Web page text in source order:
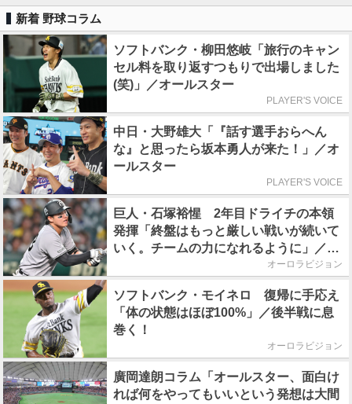
新着 野球コラム
ソフトバンク・柳田悠岐「旅行のキャン
セル料を取り返すつもりで出場しました
(笑)」／オールスター
PLAYER'S VOICE
中日・大野雄大「『話す選手おらへん
な』と思ったら坂本勇人が来た！」／オ
ールスター
PLAYER'S VOICE
巨人・石塚裕惺 2年目ドライチの本領
発揮「終盤はもっと厳しい戦いが続いて
いく。チームの力になれるように」／後
オーロラビジョン
ソフトバンク・モイネロ 復帰に手応え
「体の状態はほぼ100%」／後半戦に息
巻く！
オーロラビジョン
廣岡達朗コラム「オールスター、面白け
れば何をやってもいいという発想は大間